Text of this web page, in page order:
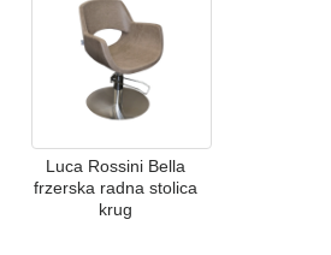
Luca Rossini Bella
frzerska radna stolica
krug